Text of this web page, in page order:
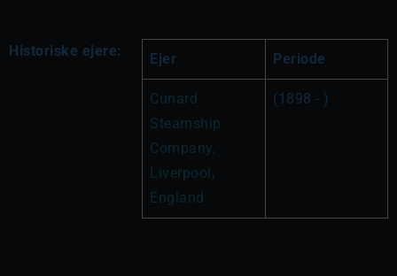
Historiske ejere: Ejer Periode
Cunard
Steamship
Company,
Liverpool,
England
(1898 - )